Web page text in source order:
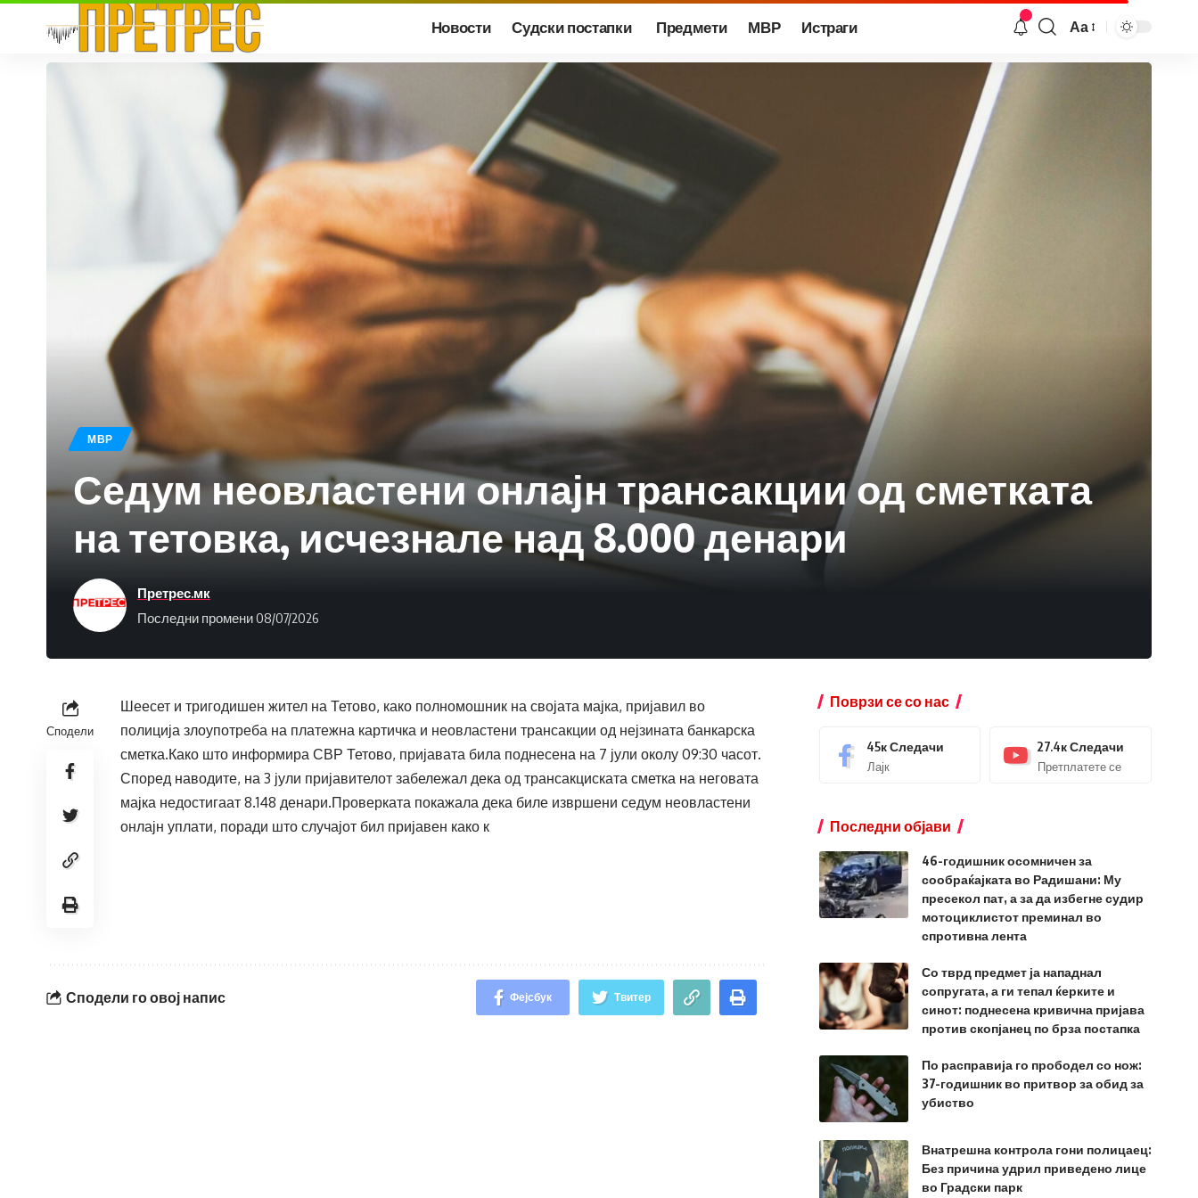
Новости Судски постапки Предмети МВР Истраги Аа
МВР
Седум неовластени онлајн трансакции од сметката
на тетовка, исчезнале над 8.000 денари
Последни промени 08/07/2026
Претрес.мк
Сподели
Шеесет и тригодишен жител на Тетово, како полномошник на својата мајка, пријавил во
полиција злоупотреба на платежна картичка и неовластени трансакции од нејзината банкарска
сметка.Како што информира СВР Тетово, пријавата била поднесена на 7 јули околу 09:30 часот.
Според наводите, на 3 јули пријавителот забележал дека од трансакциската сметка на неговата
мајка недостигаат 8.148 денари.Проверката покажала дека биле извршени седум неовластени
онлајн уплати, поради што случајот бил пријавен како к
Сподели го овој напис Фејсбук Твитер
Поврзи се со нас
45кСледачи
Лајк
27.4кСледачи
Претплатете се
Последни објави
46-годишник осомничен за
сообраќајката во Радишани: Му
пресекол пат, а за да избегне судир
мотоциклистот преминал во
спротивна лента
Со тврд предмет ја нападнал
сопругата, а ги тепал ќерките и
синот: поднесена кривична пријава
против скопјанец по брза постапка
По расправија го прободел со нож:
37-годишник во притвор за обид за
убиство
Внатрешна контрола гони полицаец:
Без причина удрил приведено лице
во Градски парк